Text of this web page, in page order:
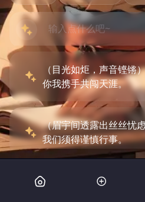
（目光如炬，声音铿锵
你我携手共闯天涯。
（眉宇间透露出丝丝忧
我们须得谨慎行事。